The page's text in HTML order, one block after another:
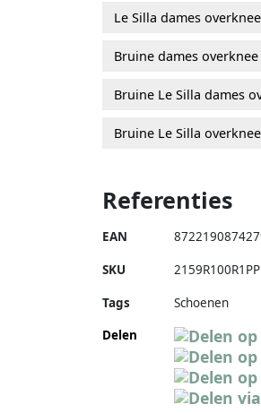
Le Silla dames
Bruine dames
Bruine Le Silla dames
Bruine Le Silla
Referenties
EAN
SKU
Tags
Schoenen
Delen